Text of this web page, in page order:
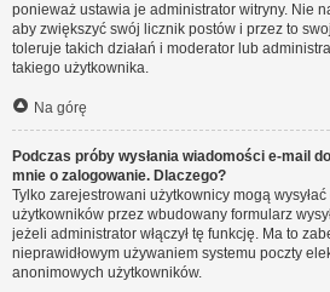
ponieważ ustawia je administrator witryny. Nie
aby zwiększyć swój licznik postów i przez to
toleruje takich działań i moderator lub
takiego użytkownika.
Na górę
Podczas próby wysłania wiadomości e-mail
mnie o zalogowanie. Dlaczego?
Tylko zarejestrowani użytkownicy mogą
użytkowników przez wbudowany formularz
jeżeli administrator włączył tę funkcję. Ma to
nieprawidłowym używaniem systemu poczty
anonimowych użytkowników.